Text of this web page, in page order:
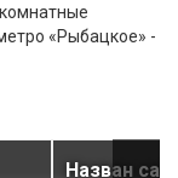
«Рыбацкое» -
Назван